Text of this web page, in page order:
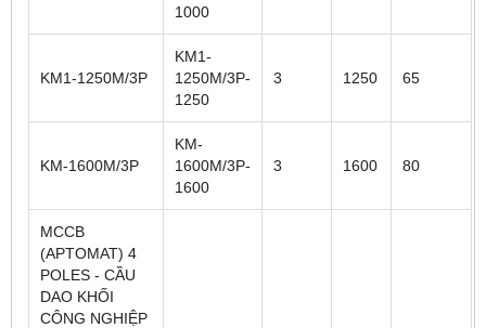
1000
KM1-1250M/3P
KM1-
1250M/3P-
1250
3 1250 65
KM-1600M/3P
KM-
1600M/3P-
1600
3 1600 80
MCCB
(APTOMAT) 4
POLES - CẦU
DAO KHỐI
CÔNG NGHIỆP